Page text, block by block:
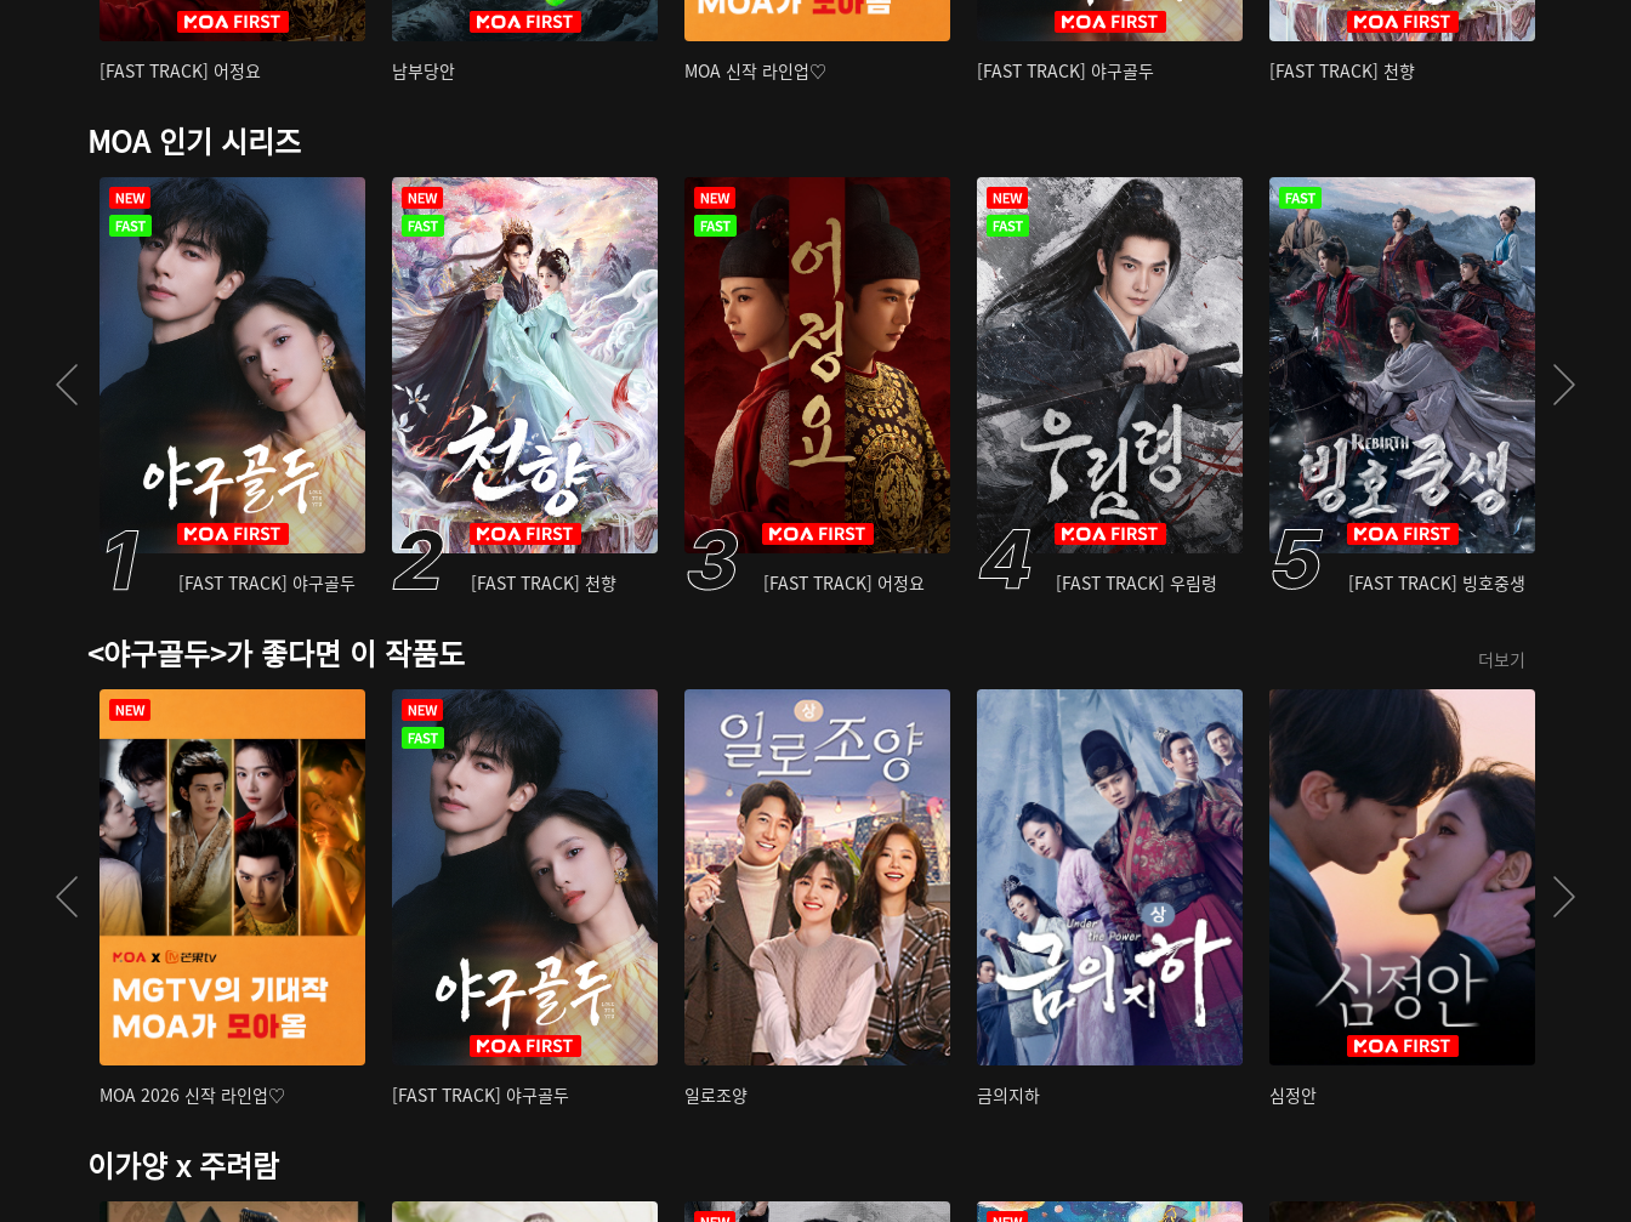
[FAST TRACK] 어정요 남부당안 MOA 신작 라인업♡ [FAST TRACK] 야구골두 [FAST TRACK] 천향
MOA 인기 시리즈
[FAST TRACK] 야구골두 [FAST TRACK] 천향 [FAST TRACK] 어정요 [FAST TRACK] 우림령 [FAST TRACK] 빙호중생
<야구골두>가 좋다면 이 작품도 더보기
MOA 2026 신작 라인업♡ [FAST TRACK] 야구골두 일로조양 금의지하 심정안
이가양 x 주려람